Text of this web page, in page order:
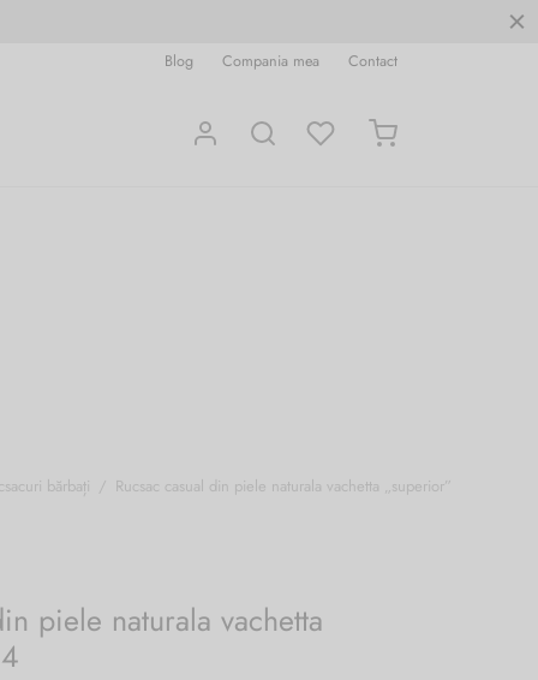
Blog Compania mea Contact
bărbați / Rucsac casual din piele naturala vachetta „superior”
piele naturala vachetta